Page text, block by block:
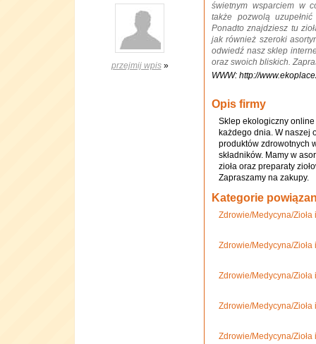
przejmij wpis»
świetnym wsparciem w
także pozwolą
Ponadto znajdziesz tu
jak również szeroki
odwiedź nasz sklep
oraz swoich bliskich.
WWW: http://
Opis firmy
Sklep ekologiczny
każdego dnia. W naszej
produktów zdrowotnych
składników. Mamy w
zioła oraz preparaty
Zapraszamy na zakupy.
Kategorie
Zdrowie/Medycyna/
Zdrowie/Medycyna/
Zdrowie/Medycyna/
Zdrowie/Medycyna/
Zdrowie/Medycyna/